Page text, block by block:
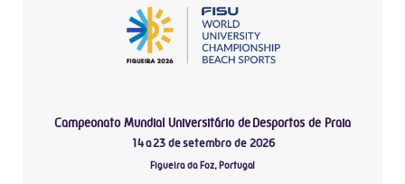
Campeonato Mundial Universitário de Desportos de Praia
14 a 23 de setembro de 2026
Figueira da Foz, Portugal